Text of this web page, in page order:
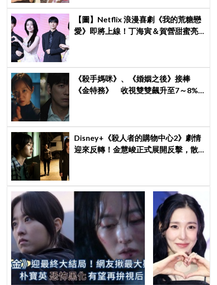
【圖】Netflix 浪漫喜劇《我的荒糖戀
愛》即將上線！丁海寅＆賀營甜蜜亮
《殺手媽咪》、《婚姻之後》接棒
《金特務》 收視雙雙飆升至7～8%
Disney+《殺人者的購物中心2》劇情
迎來反轉！金慧峻正式展開反擊，散